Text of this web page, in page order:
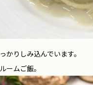
かりしみ込んでいます。
ームご飯。